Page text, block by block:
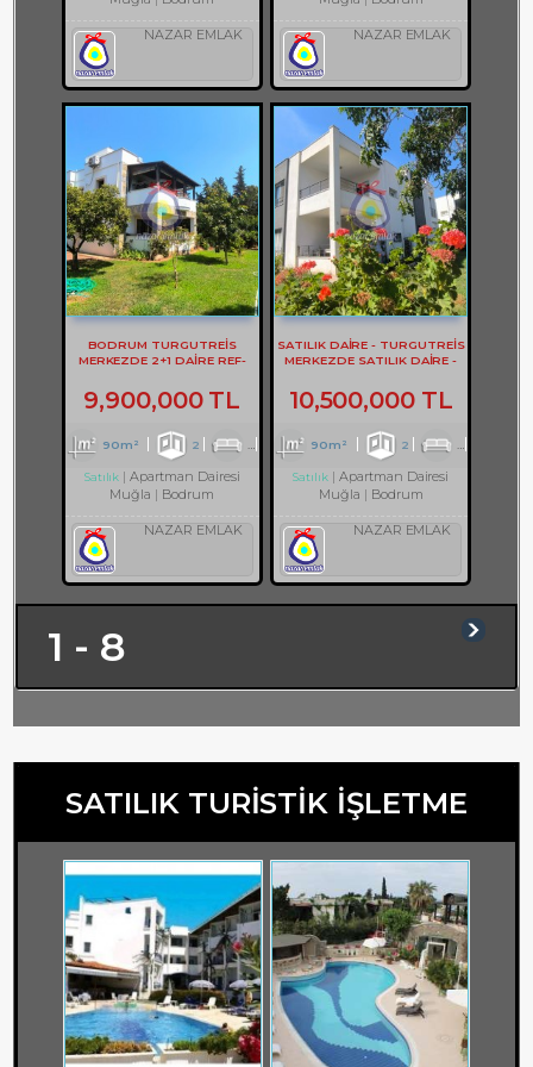
NAZAR EMLAK NAZAR EMLAK
BODRUM TURGUTREİS
MERKEZDE 2+1 DAİRE REF-
9,900,000 TL
90m² 2 1
Satılık
Apartman Dairesi
Muğla
Bodrum
NAZAR EMLAK
SATILIK DAİRE - TURGUTREİS
MERKEZDE SATILIK DAİRE -
10,500,000 TL
90m² 2
Satılık
Apartman Dairesi
Muğla
Bodrum
NAZAR EMLAK
1 - 8
SATILIK TURİSTİK İŞLETME